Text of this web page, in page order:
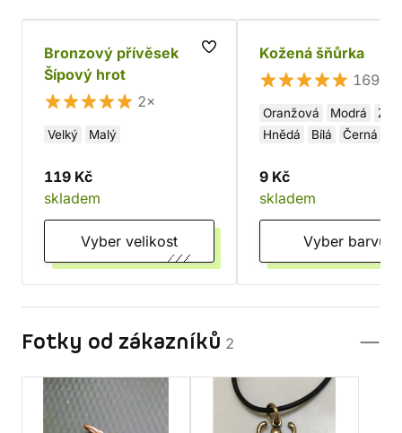
Bronzový přívěsek
Šípový hrot
2×
Velký Malý
119 Kč
skladem
Vyber velikost
Kožená šňůrka
169×
Oranžová Modrá
Hnědá
Bílá
Černá
9 Kč
skladem
Vyber barvu
Fotky od zákazníků 2